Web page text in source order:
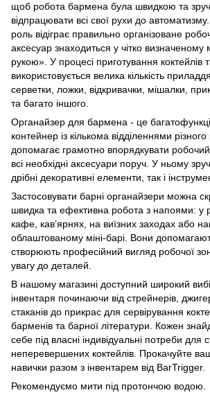
щоб робота бармена була швидкою та
відпрацювати всі свої рухи до
роль відіграє правильно організоване
аксесуар знаходиться у чітко визначеному
рукою». У процесі приготування коктейлів
використовується велика кількість
серветки, ложки, відкривачки, мішалки,
та багато іншого.
Органайзер для бармена - це
контейнер із кількома відділеннями різного
допомагає грамотно впорядкувати робочий
всі необхідні аксесуари поруч. У ньому
дрібні декоративні елементи, так і
Застосовувати барні органайзери можна
швидка та ефективна робота з напоями: у
кафе, кав’ярнях, на виїзних заходах або
облаштованому міні-барі. Вони
створюють професійний вигляд робочої
увагу до деталей.
В нашому магазині доступний широкий
інвентаря починаючи від стрейнерів,
стаканів до прикрас для сервірування
барменів та барної літератури. Кожен
себе під власні індивідуальні потреби для
неперевершених коктейлів. Прокачуйте
навички разом з інвентарем від BarTrigger.
Рекомендуємо мити під протончою водою.